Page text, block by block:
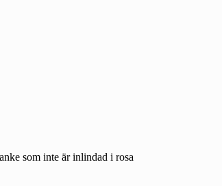
som inte är inlindad i rosa